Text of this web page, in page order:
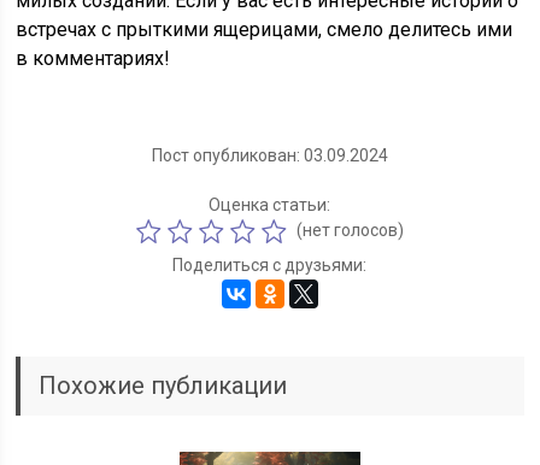
встречах с прыткими ящерицами, смело делитесь ими
в комментариях!
Пост опубликован: 03.09.2024
Оценка статьи:
(нет голосов)
Поделиться с друзьями:
Похожие публикации